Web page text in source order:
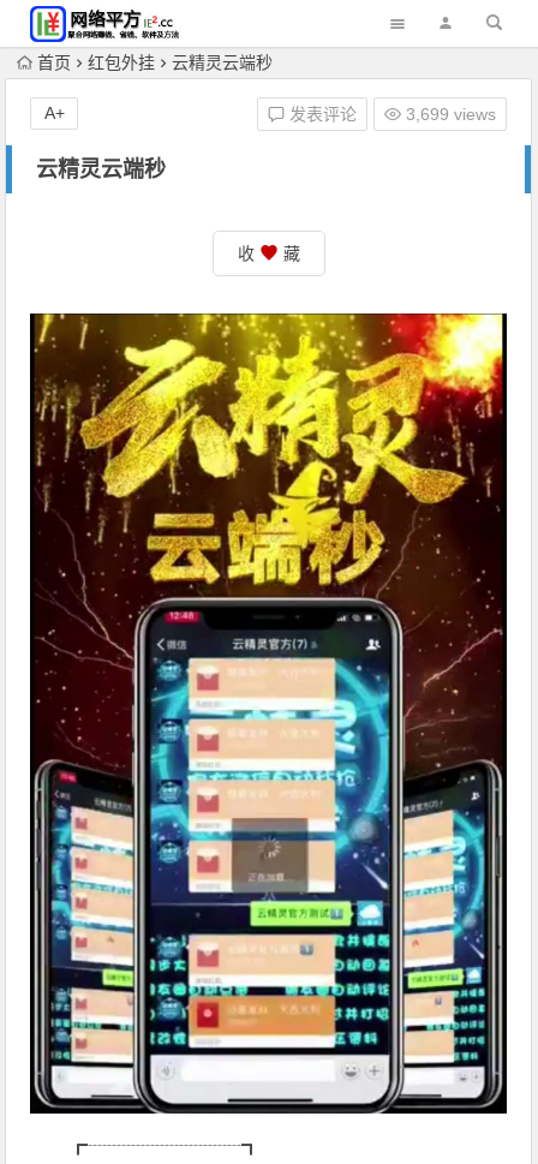
首页 红包外挂 ️云精灵️云端秒
️云精灵️云端秒
发表评论 3,699 views
A+
收 藏
┏┈┈┈┈┈┈┈┈┓